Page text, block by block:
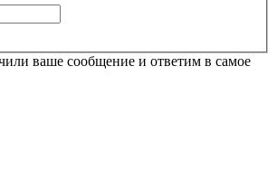
ваше сообщение и ответим в самое